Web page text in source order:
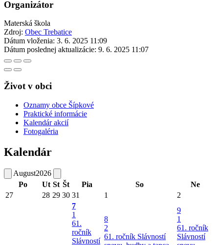
Organizátor
Materská škola
Zdroj: Obec Trebatice
Dátum vloženia: 3. 6. 2025 11:09
Dátum poslednej aktualizácie: 9. 6. 2025 11:07
Život v obci
Oznamy obce Šípkové
Praktické informácie
Kalendár akcií
Fotogaléria
Kalendár
August2026
Po
Ut St Št Pia So
Ne
27
28 29 30 31 1 2
7
1
61.
ročník
Slávností
8
2
61. ročník Slávností
9
1
61. ročník
Slávností